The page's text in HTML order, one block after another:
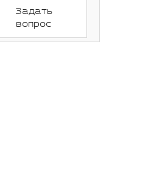
Задать
вопрос